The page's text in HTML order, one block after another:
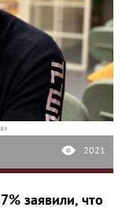
2021
заявили, что